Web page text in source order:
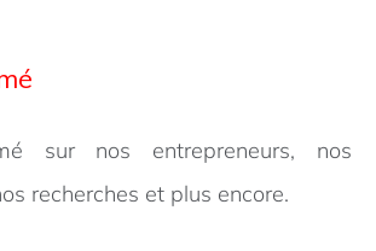
sur nos entrepreneurs, nos
recherches et plus encore.